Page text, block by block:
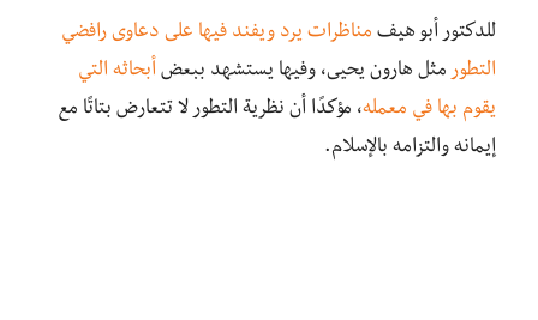
للدكتور أبو هيف مناظرات يرد ويفند فيها على دعاوى رافضي
التطور مثل هارون يحيى، وفيها يستشهد ببعض أبحاثه التي
يقوم بها في معمله، مؤكدًا أن نظرية التطور لا تتعارض بتاتًا مع
إيمانه والتزامه بالإسلام.